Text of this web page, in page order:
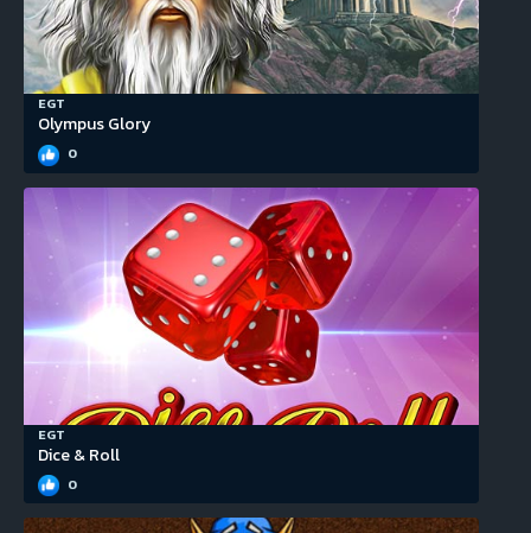
EGT
Olympus Glory
0
EGT
Dice & Roll
0